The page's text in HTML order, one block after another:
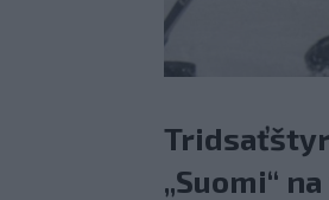
„Suomi“